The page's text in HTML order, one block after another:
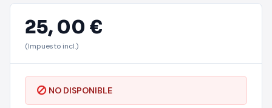
25, 00 €
(Impuesto incl.)
NO DISPONIBLE